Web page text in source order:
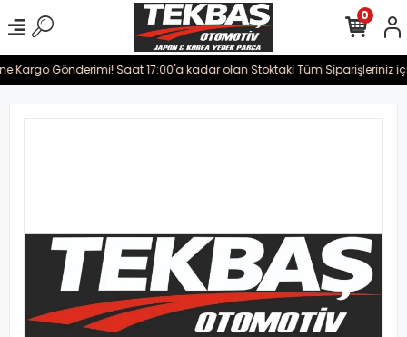
Kargo Gönderimi! Saat 17:00'a kadar olan Stoktaki Tüm Siparişleriniz
0